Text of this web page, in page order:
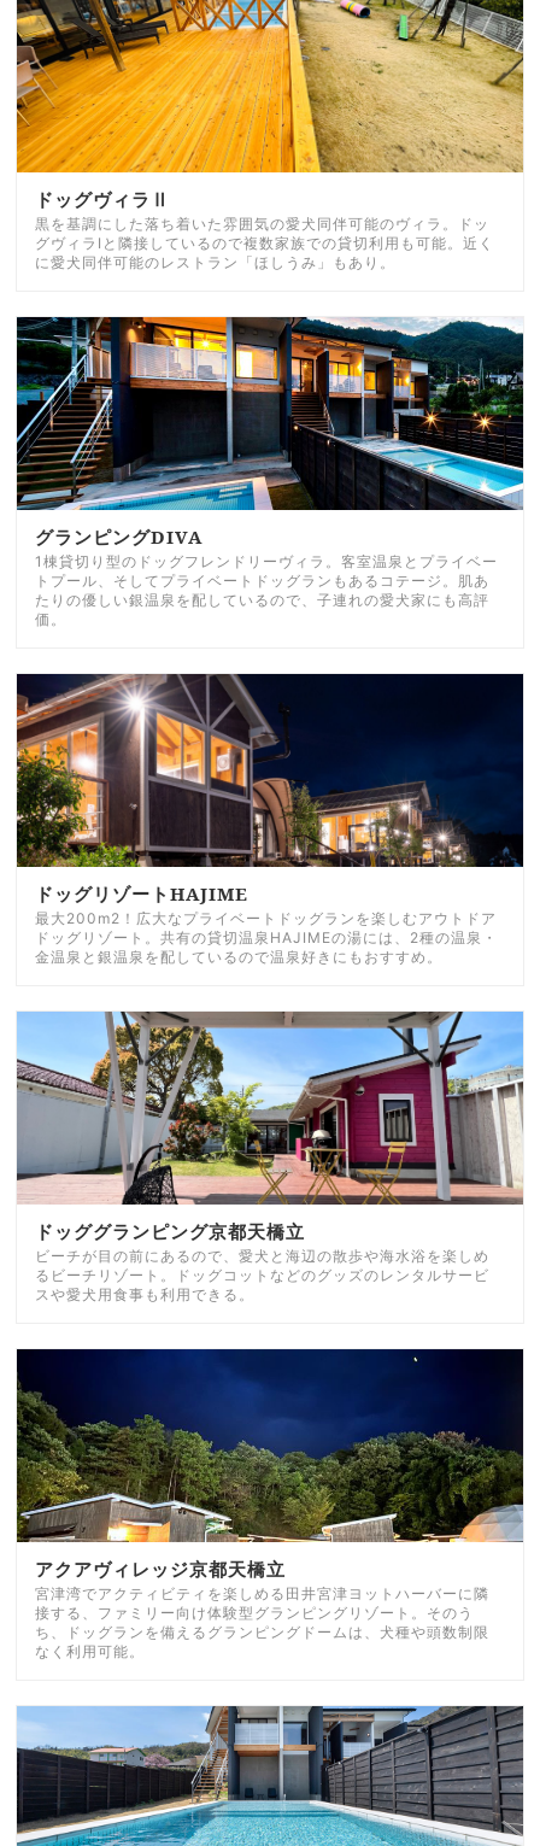
ドッグヴィラⅡ
黒を基調にした落ち着いた雰囲気の愛犬同伴可能のヴィラ。ドッ
グヴィラⅠと隣接しているので複数家族での貸切利用も可能。近く
に愛犬同伴可能のレストラン「ほしうみ」もあり。
グランピングDIVA
1棟貸切り型のドッグフレンドリーヴィラ。客室温泉とプライベー
トプール、そしてプライベートドッグランもあるコテージ。肌あ
たりの優しい銀温泉を配しているので、子連れの愛犬家にも高評
価。
ドッグリゾートHAJIME
最大200m2！広大なプライベートドッグランを楽しむアウトドア
ドッグリゾート。共有の貸切温泉HAJIMEの湯には、2種の温泉・
金温泉と銀温泉を配しているので温泉好きにもおすすめ。
ドッググランピング京都天橋立
ビーチが目の前にあるので、愛犬と海辺の散歩や海水浴を楽しめ
るビーチリゾート。ドッグコットなどのグッズのレンタルサービ
スや愛犬用食事も利用できる。
アクアヴィレッジ京都天橋立
宮津湾でアクティビティを楽しめる田井宮津ヨットハーバーに隣
接する、ファミリー向け体験型グランピングリゾート。そのう
ち、ドッグランを備えるグランピングドームは、犬種や頭数制限
なく利用可能。